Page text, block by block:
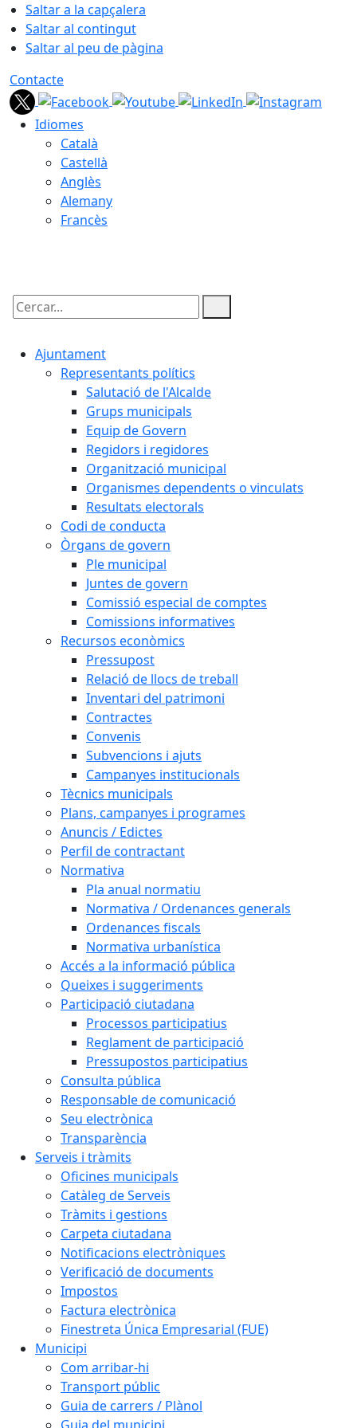
Saltar a la capçalera
Saltar al contingut
Saltar al peu de pàgina
Contacte
Idiomes
Català
Castellà
Anglès
Alemany
Francès
Cercar:
Ajuntament
Representants polítics
Salutació de l'Alcalde
Grups municipals
Equip de Govern
Regidors i regidores
Organització municipal
Organismes dependents o vinculats
Resultats electorals
Codi de conducta
Òrgans de govern
Ple municipal
Juntes de govern
Comissió especial de comptes
Comissions informatives
Recursos econòmics
Pressupost
Relació de llocs de treball
Inventari del patrimoni
Contractes
Convenis
Subvencions i ajuts
Campanyes institucionals
Tècnics municipals
Plans, campanyes i programes
Anuncis / Edictes
Perfil de contractant
Normativa
Pla anual normatiu
Normativa / Ordenances generals
Ordenances fiscals
Normativa urbanística
Accés a la informació pública
Queixes i suggeriments
Participació ciutadana
Processos participatius
Reglament de participació
Pressupostos participatius
Consulta pública
Responsable de comunicació
Seu electrònica
Transparència
Serveis i tràmits
Oficines municipals
Catàleg de Serveis
Tràmits i gestions
Carpeta ciutadana
Notificacions electròniques
Verificació de documents
Impostos
Factura electrònica
Finestreta Única Empresarial (FUE)
Municipi
Com arribar-hi
Transport públic
Guia de carrers / Plànol